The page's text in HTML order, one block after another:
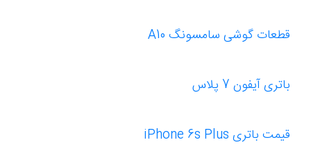
قطعات گوشی سامسونگ A10
باتری آیفون 7 پلاس
قیمت باتری iPhone 6s Plus